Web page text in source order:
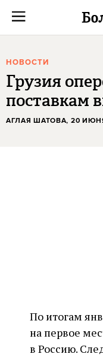
НОВОСТИ
Грузия
поставкам
АГЛАЯ ШАТОВА, 20
По итогам
на первое
в Россию.